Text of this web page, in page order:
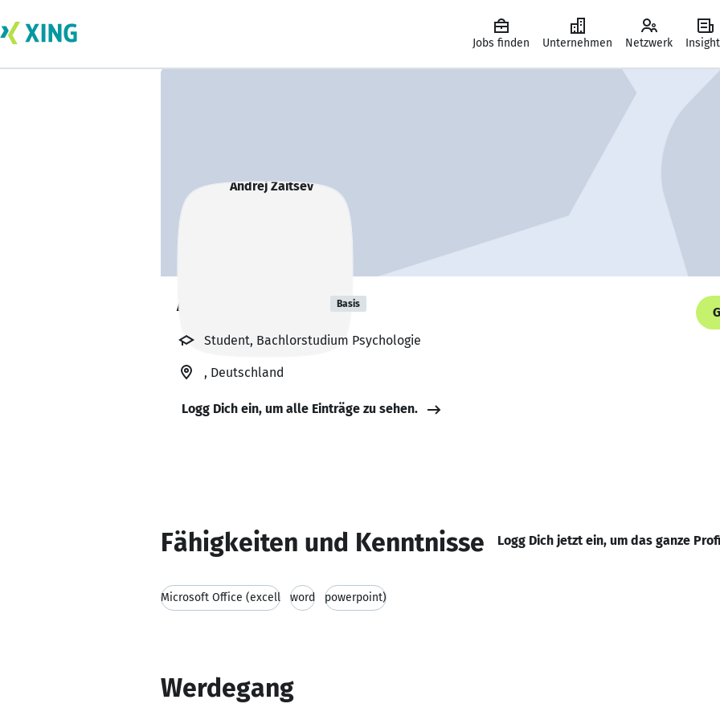
Jobs finden Unternehmen Netzwerk
Andrej Zaitsev Basis
Student, Bachlorstudium Psychologie
, Deutschland
Logg Dich ein, um alle Einträge zu sehen.
Fähigkeiten und Kenntnisse Logg Dich jetzt ein, um das ganze
Microsoft Office (excell word powerpoint)
Werdegang